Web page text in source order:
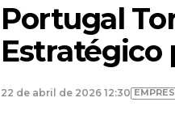
Portugal
Estratégico
22 de abril de 2026 12:30